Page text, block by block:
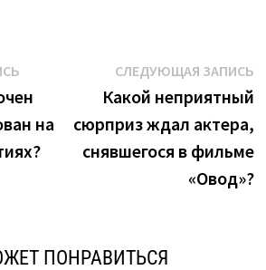
Предыдущая
запись:
на
СЛЕДУЮЩАЯ ЗАПИСЬ
Какой неприятный
сюрприз ждал актера,
снявшегося в фильме
«Овод»?
ПОНРАВИТЬСЯ